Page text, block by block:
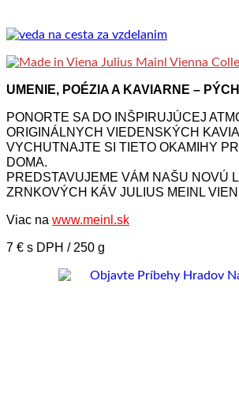
UMENIE, POÉZIA A KAVIARNE –
PONORTE SA DO INŠPIRUJÚCEJ
ORIGINÁLNYCH VIEDENSKÝCH
VYCHUTNAJTE SI TIETO OKAMIHY
DOMA.
PREDSTAVUJEME VÁM NAŠU NOVÚ
ZRNKOVÝCH KÁV JULIUS MEINL
Viac na www.meinl.sk
7 € s DPH / 250 g